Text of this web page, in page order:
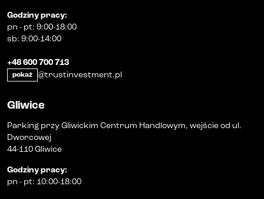
Godziny pracy:
pn - pt: 9:00-18:00
sb: 9:00-14:00
+48 600 700 713
pokaż @trustinvestment.pl
Gliwice
Parking przy Gliwickim Centrum Handlowym, wejście od ul.
Dworcowej
44-110 Gliwice
Godziny pracy:
pn - pt: 10:00-18:00